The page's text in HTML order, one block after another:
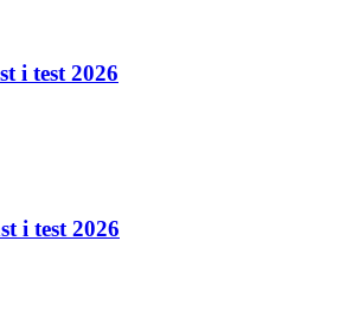
i test 2026
i test 2026